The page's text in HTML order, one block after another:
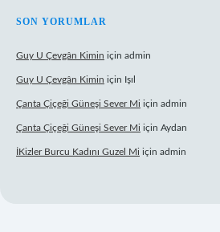
SON YORUMLAR
Guy U Çevgân Kimin için admin
Guy U Çevgân Kimin için Işıl
Çanta Çiçeği Güneşi Sever Mi için admin
Çanta Çiçeği Güneşi Sever Mi için Aydan
İKizler Burcu Kadını Guzel Mi için admin